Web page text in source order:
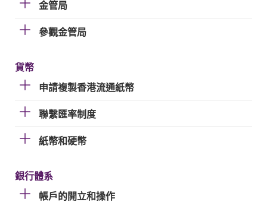
金管局
參觀金管局
貨幣
申請複製香港流通紙幣
聯繫匯率制度
紙幣和硬幣
銀行體系
帳戶的開立和操作